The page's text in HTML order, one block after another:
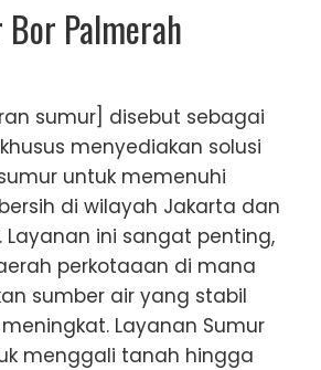
Bor Palmerah
sumur] disebut sebagai
menyediakan solusi
untuk memenuhi
di wilayah Jakarta dan
Layanan ini sangat penting,
perkotaaan di mana
sumber air yang stabil
Layanan Sumur
menggali tanah hingga